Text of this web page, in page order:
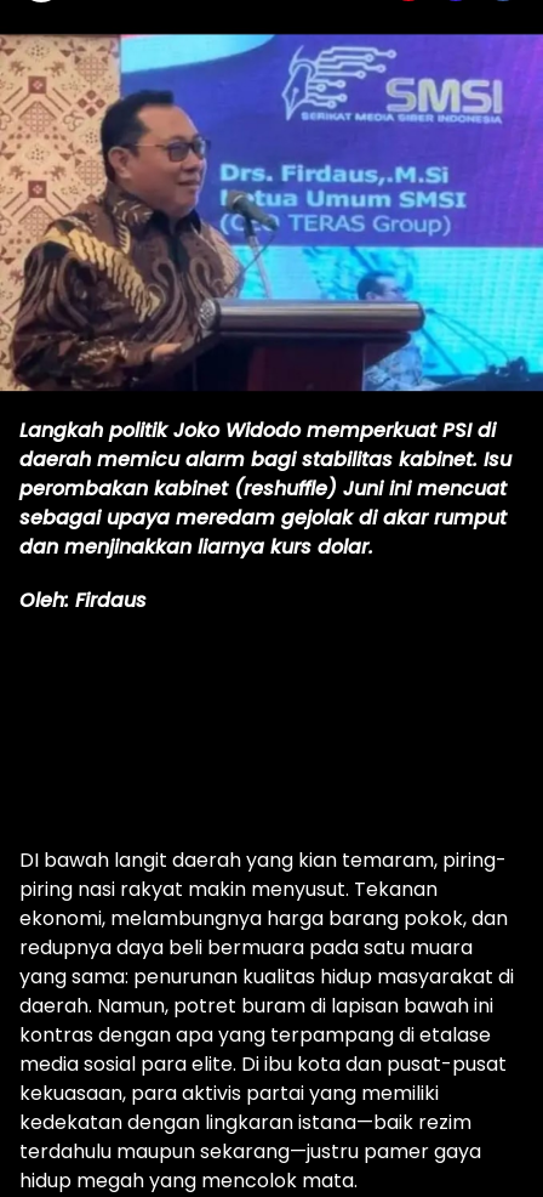
Langkah politik Joko Widodo memperkuat PSI di
daerah memicu alarm bagi stabilitas kabinet. Isu
perombakan kabinet (reshuffle) Juni ini mencuat
sebagai upaya meredam gejolak di akar rumput
dan menjinakkan liarnya kurs dolar.
Oleh: Firdaus
DI bawah langit daerah yang kian temaram, piring-
piring nasi rakyat makin menyusut. Tekanan
ekonomi, melambungnya harga barang pokok, dan
redupnya daya beli bermuara pada satu muara
yang sama: penurunan kualitas hidup masyarakat di
daerah. Namun, potret buram di lapisan bawah ini
kontras dengan apa yang terpampang di etalase
media sosial para elite. Di ibu kota dan pusat-pusat
kekuasaan, para aktivis partai yang memiliki
kedekatan dengan lingkaran istana—baik rezim
terdahulu maupun sekarang—justru pamer gaya
hidup megah yang mencolok mata.